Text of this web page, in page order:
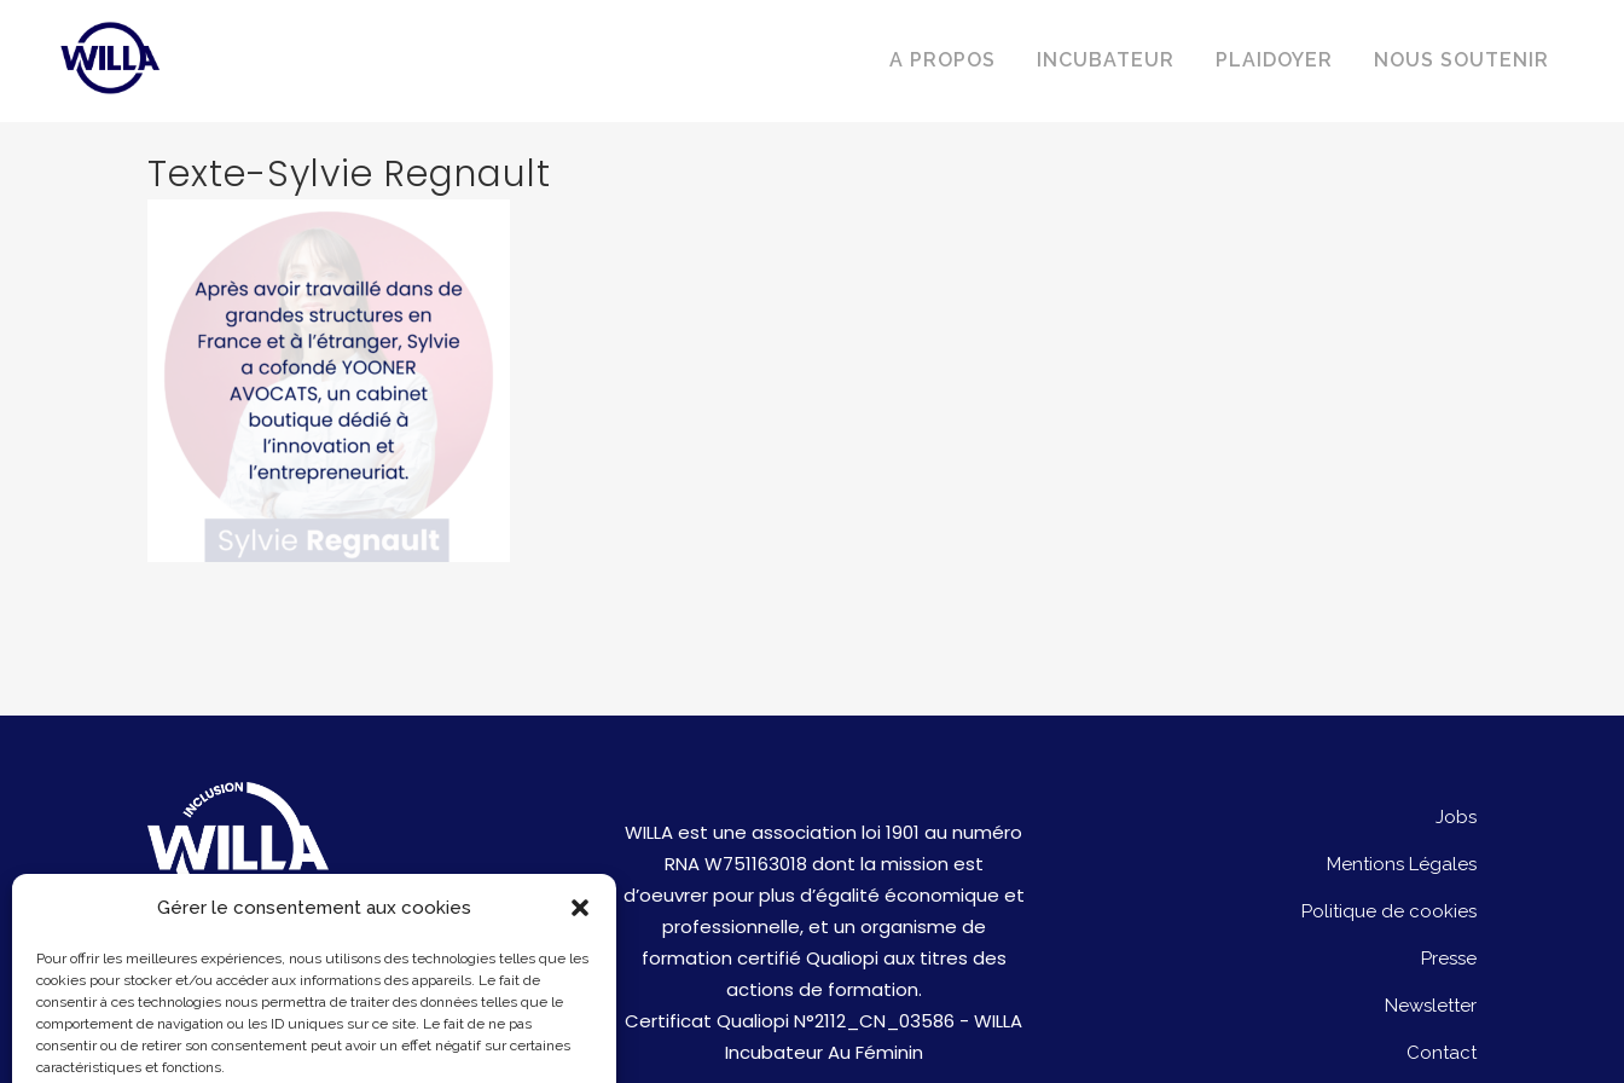
Gérer le consentement aux cookies
Pour offrir les meilleures expériences, nous utilisons des technologies telles que les
cookies pour stocker et/ou accéder aux informations des appareils. Le fait de
consentir à ces technologies nous permettra de traiter des données telles que le
comportement de navigation ou les ID uniques sur ce site. Le fait de ne pas
consentir ou de retirer son consentement peut avoir un effet négatif sur certaines
caractéristiques et fonctions.
A PROPOS INCUBATEUR PLAIDOYER NOUS SOUTENIR
Texte-Sylvie Regnault
6 Rue du Sentier
75002 Paris
Email :contact@hellowilla.co
WILLA est une association loi 1901 au numéro
RNA W751163018 dont la mission est
d’oeuvrer pour plus d’égalité économique et
professionnelle, et un organisme de
formation certifié Qualiopi aux titres des
actions de formation.
Certificat Qualiopi N°2112_CN_03586 - WILLA
Incubateur Au Féminin
Jobs
Mentions Légales
Politique de cookies
Presse
Newsletter
Contact